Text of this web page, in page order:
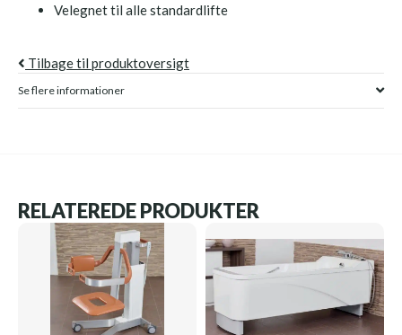
Velegnet til alle standardlifte
Tilbage til produktoversigt
Se flere informationer
RELATEREDE PRODUKTER